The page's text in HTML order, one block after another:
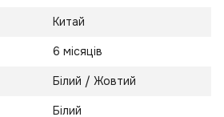
Китай
6 місяців
Білий / Жовтий
Білий